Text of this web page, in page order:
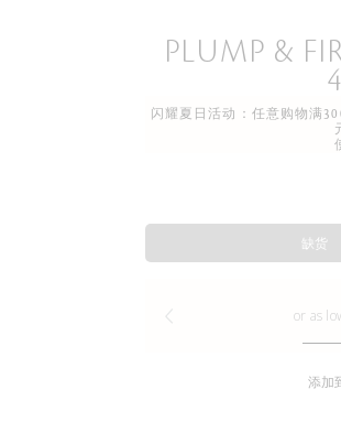
PLUMP &
闪耀夏日活动：任意购物满
缺货
添加